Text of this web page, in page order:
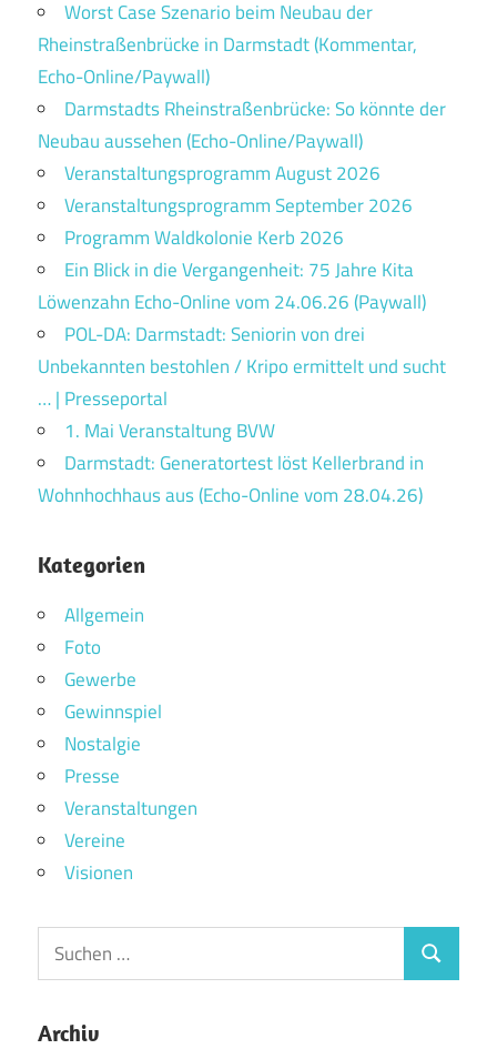
Worst Case Szenario beim Neubau der
Rheinstraßenbrücke in Darmstadt (Kommentar,
Echo-Online/Paywall)
Darmstadts Rheinstraßenbrücke: So könnte der
Neubau aussehen (Echo-Online/Paywall)
Veranstaltungsprogramm August 2026
Veranstaltungsprogramm September 2026
Programm Waldkolonie Kerb 2026
Ein Blick in die Vergangenheit: 75 Jahre Kita
Löwenzahn Echo-Online vom 24.06.26 (Paywall)
POL-DA: Darmstadt: Seniorin von drei
Unbekannten bestohlen / Kripo ermittelt und sucht
… | Presseportal
1. Mai Veranstaltung BVW
Darmstadt: Generatortest löst Kellerbrand in
Wohnhochhaus aus (Echo-Online vom 28.04.26)
Kategorien
Allgemein
Foto
Gewerbe
Gewinnspiel
Nostalgie
Presse
Veranstaltungen
Vereine
Visionen
Archiv